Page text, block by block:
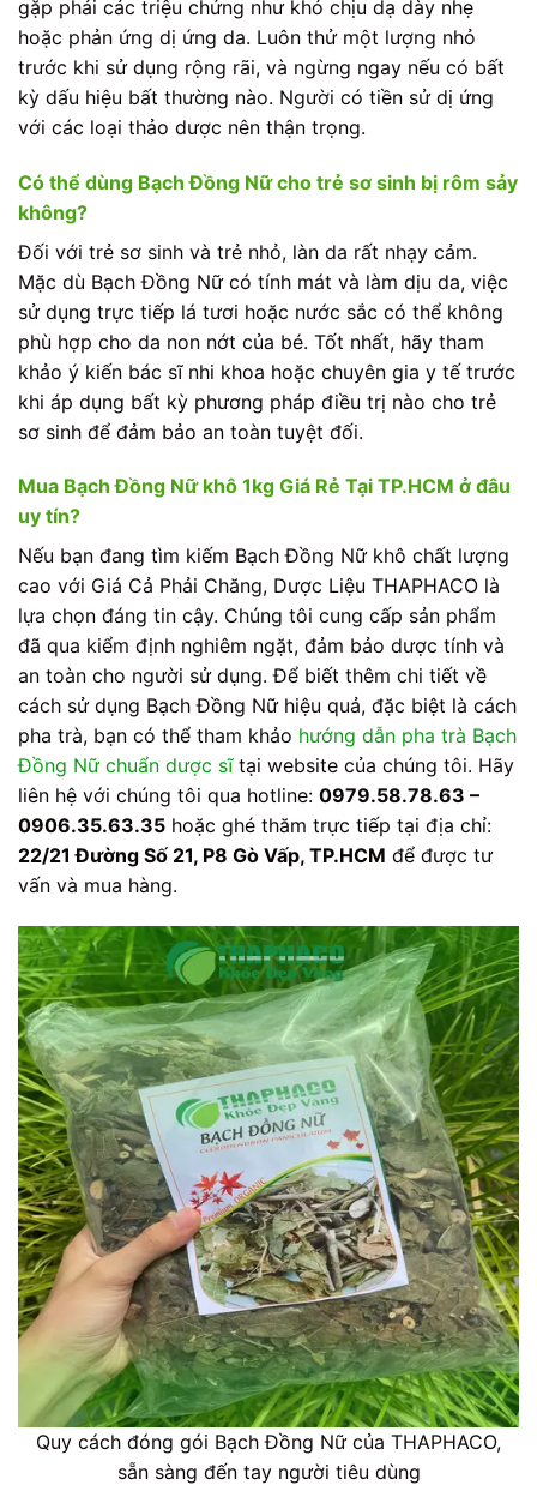
gặp phải các triệu chứng như khó chịu dạ dày nhẹ
hoặc phản ứng dị ứng da. Luôn thử một lượng nhỏ
trước khi sử dụng rộng rãi, và ngừng ngay nếu có bất
kỳ dấu hiệu bất thường nào. Người có tiền sử dị ứng
với các loại thảo dược nên thận trọng.
Có thể dùng Bạch Đồng Nữ cho trẻ sơ sinh bị rôm sảy
không?
Đối với trẻ sơ sinh và trẻ nhỏ, làn da rất nhạy cảm.
Mặc dù Bạch Đồng Nữ có tính mát và làm dịu da, việc
sử dụng trực tiếp lá tươi hoặc nước sắc có thể không
phù hợp cho da non nớt của bé. Tốt nhất, hãy tham
khảo ý kiến bác sĩ nhi khoa hoặc chuyên gia y tế trước
khi áp dụng bất kỳ phương pháp điều trị nào cho trẻ
sơ sinh để đảm bảo an toàn tuyệt đối.
Mua Bạch Đồng Nữ khô 1kg Giá Rẻ Tại TP.HCM ở đâu
uy tín?
Nếu bạn đang tìm kiếm Bạch Đồng Nữ khô chất lượng
cao với Giá Cả Phải Chăng, Dược Liệu THAPHACO là
lựa chọn đáng tin cậy. Chúng tôi cung cấp sản phẩm
đã qua kiểm định nghiêm ngặt, đảm bảo dược tính và
an toàn cho người sử dụng. Để biết thêm chi tiết về
cách sử dụng Bạch Đồng Nữ hiệu quả, đặc biệt là cách
pha trà, bạn có thể tham khảo hướng dẫn pha trà Bạch
Đồng Nữ chuẩn dược sĩtại website của chúng tôi. Hãy
liên hệ với chúng tôi qua hotline: 0979.58.78.63 –
0906.35.63.35 hoặc ghé thăm trực tiếp tại địa chỉ:
22/21 Đường Số 21, P8 Gò Vấp, TP.HCM để được tư
vấn và mua hàng.
Quy cách đóng gói Bạch Đồng Nữ của THAPHACO,
sẵn sàng đến tay người tiêu dùng